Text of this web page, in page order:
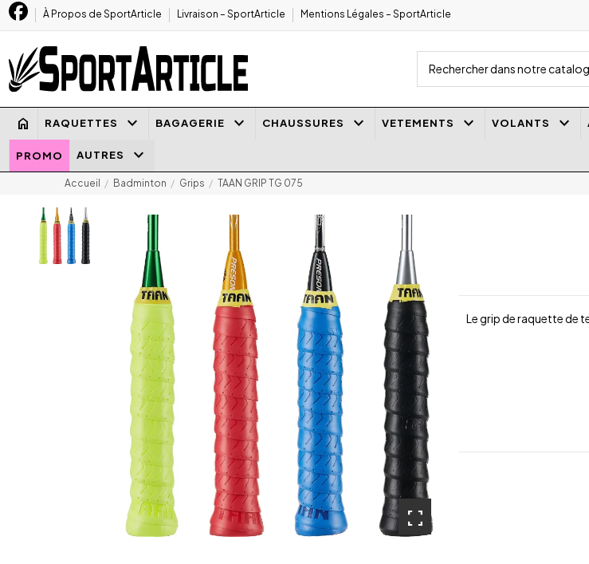
À Propos de SportArticle Livraison – SportArticle Mentions Légales – SportArticle
home RAQUETTES keyboard_arrow_down BAGAGERIE keyboard_arrow_down CHAUSSURES keyboard_arrow_down VETEMENTS keyboard_arrow_down VOLANTS keyboard_arrow_down
PROMO AUTRES keyboard_arrow_down
Accueil Badminton Grips TAAN GRIP TG 075
fullscreen
Le grip de raquette de